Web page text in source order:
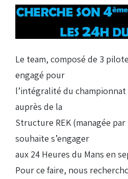
Le team, composé de 3
engagé pour
l’intégralité du championnat
auprès de la
Structure REK (managée
souhaite s’engager
aux 24 Heures du Mans en
Pour ce faire, nous